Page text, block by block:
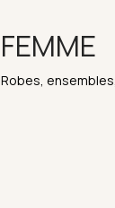
FEMME
Robes,